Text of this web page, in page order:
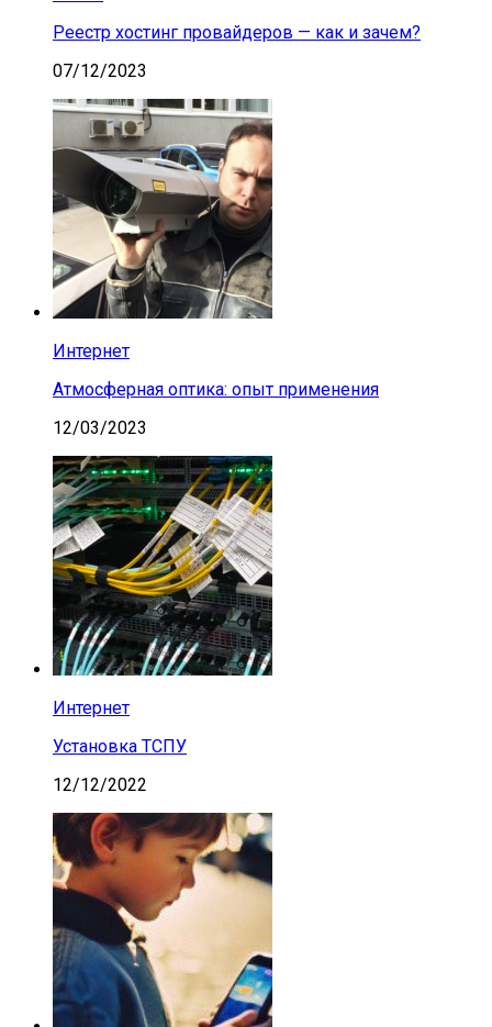
Реестр хостинг провайдеров — как и зачем?
07/12/2023
Интернет
Атмосферная оптика: опыт применения
12/03/2023
Интернет
Установка ТСПУ
12/12/2022